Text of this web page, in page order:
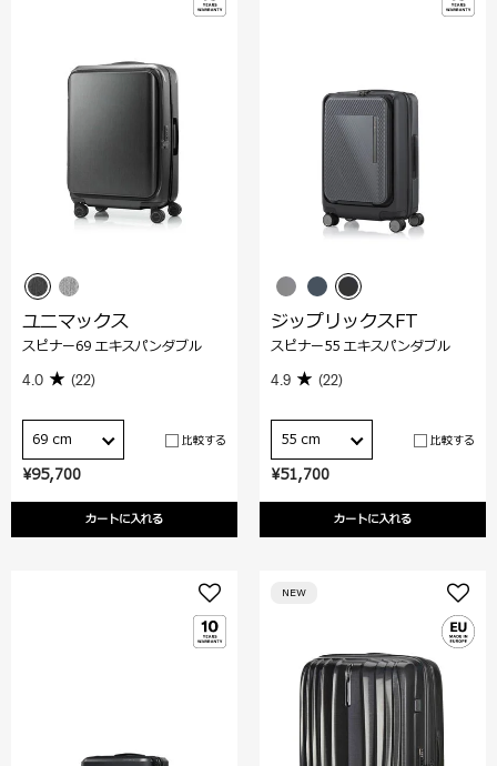
¥95,700
カートに入れる
ユニマックス
スピナー69 エキスパンダブル
4.0 (22)
69 cm 比較する
¥51,700
カートに入れる
ジップリックスFT
スピナー55 エキスパンダブル
4.9 (22)
55 cm 比較する
NEW